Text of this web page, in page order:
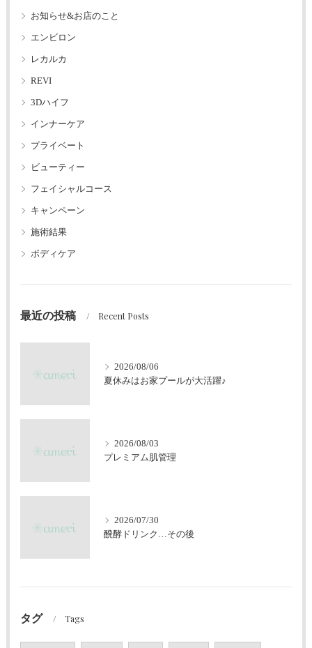
お知らせ&お店のこと
エンビロン
レカルカ
REVI
3Dハイフ
インナーケア
プライベート
ビューティー
フェイシャルコース
キャンペーン
施術結果
ボディケア
最近の投稿 Recent Posts
2026/08/06
夏休みはお家プールが大活躍♪
2026/08/03
プレミアム肌管理
2026/07/30
醗酵ドリンク…その後
タグ Tags